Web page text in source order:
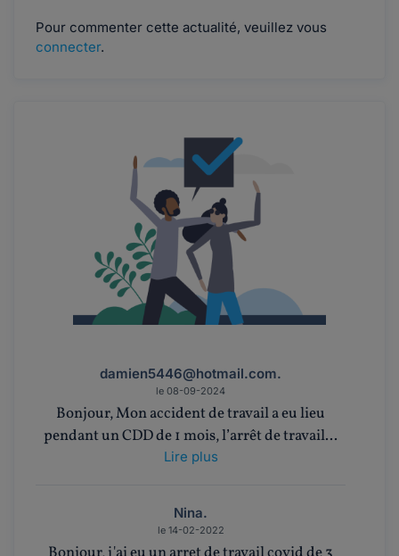
Pour commenter cette actualité, veuillez vous
connecter.
damien5446@hotmail.com.
le 08-09-2024
Bonjour, Mon accident de travail a eu lieu
pendant un CDD de 1 mois, l’arrêt de travail...
Lire plus
Nina.
le 14-02-2022